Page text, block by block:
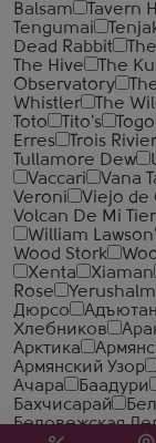
Balsam
Tavern
Tengumai
Dead Rabbit
The Hive
The
Observatory
Whistler
The
Toto
Tito's
Erres
Trois
Tullamore Dew
Vaccari
Vana
Veroni
Viejo de
Volcan De Mi
William
Wood Stork
Xenta
Xiaman
Rose
Дюрсо
Хлебников
Арктика
Армянский Узор
Ачара
Баадури
Бахчисарай
Беловежская